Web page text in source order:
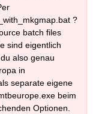
degli
page ed
nella
quando ci
più che semplici
alla mappa
notte/venerdì
per vedere la
?
batch files
sind eigentlich
also genau
in
separate eigene
beim
Optionen.